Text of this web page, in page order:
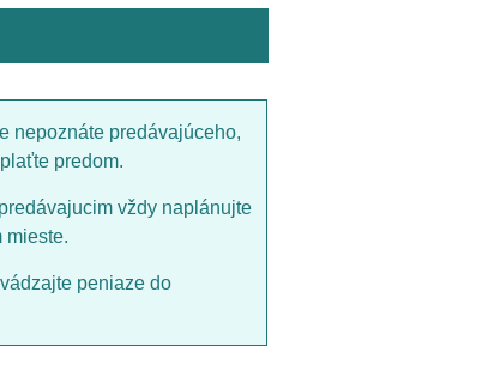
nepoznáte predávajúceho,
predom.
vždy naplánujte
mieste.
peniaze do